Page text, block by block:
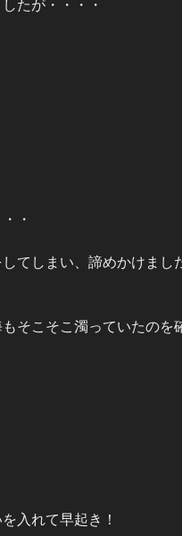
たが・・・・
・
てしまい、諦めかけまし
そこそこ濁っていたのを
入れて早起き！